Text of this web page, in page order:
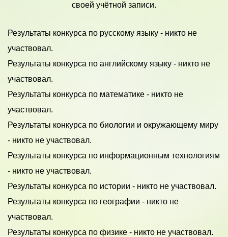
своей учётной записи.
Результаты конкурса по русскому языку - никто не
участвовал.
Результаты конкурса по английскому языку - никто не
участвовал.
Результаты конкурса по математике - никто не
участвовал.
Результаты конкурса по биологии и окружающему миру
- никто не участвовал.
Результаты конкурса по информационным технологиям
- никто не участвовал.
Результаты конкурса по истории - никто не участвовал.
Результаты конкурса по географии - никто не
участвовал.
Результаты конкурса по физике - никто не участвовал.